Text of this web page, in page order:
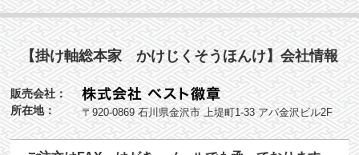
【掛け軸総本家 かけじくそうほんけ】会社情報
販売会社：
所在地：
〒920-0869 石川県金沢市 上堤町1-33 アパ金沢ビル2F